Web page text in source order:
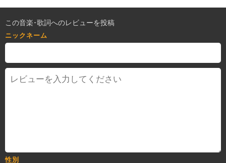
この音楽･歌詞へのレビューを投稿
ニックネーム
性別